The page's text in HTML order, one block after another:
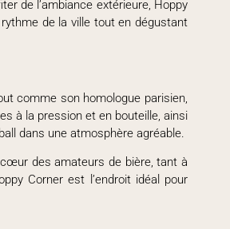
de l’ambiance extérieure, Hoppy
de la ville tout en dégustant
comme son homologue parisien,
à la pression et en bouteille, ainsi
dans une atmosphère agréable.
des amateurs de bière, tant à
Corner est l’endroit idéal pour